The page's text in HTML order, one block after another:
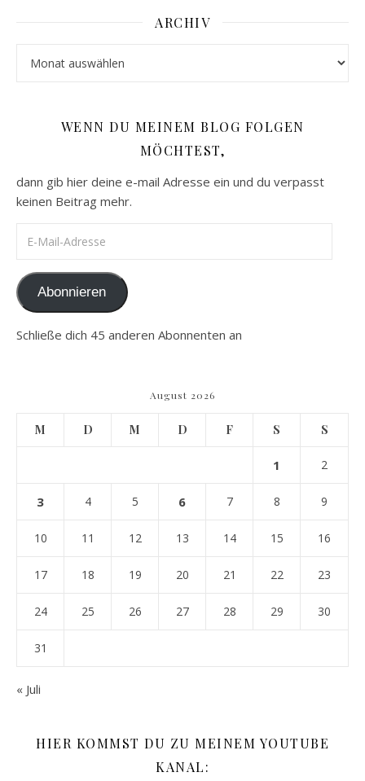
ARCHIV
WENN DU MEINEM BLOG FOLGEN
MÖCHTEST,
dann gib hier deine e-mail Adresse ein und du verpasst
keinen Beitrag mehr.
Abonnieren
Schließe dich 45 anderen Abonnenten an
August 2026
M D M D F S S
1 2
3 4 5 6 7 8 9
10 11 12 13 14 15 16
17 18 19 20 21 22 23
24 25 26 27 28 29 30
31
« Juli
HIER KOMMST DU ZU MEINEM YOUTUBE
KANAL: